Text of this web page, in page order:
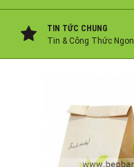
TIN TỨC CHUNG
Tin & Công Thức Ngon